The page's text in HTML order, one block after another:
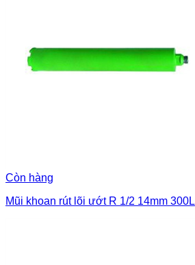
Còn hàng
Mũi khoan rút lõi ướt R 1/2 14mm 300L